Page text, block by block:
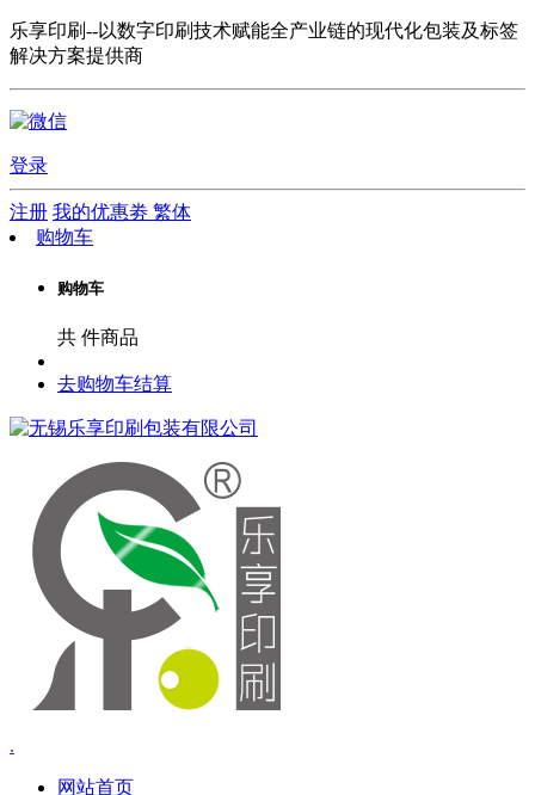
乐享印刷--以数字印刷技术赋能全产业链的现代化包装及标签
解决方案提供商
登录
注册 我的优惠劵 繁体
购物车
购物车
共 件商品
去购物车结算
.
网站首页